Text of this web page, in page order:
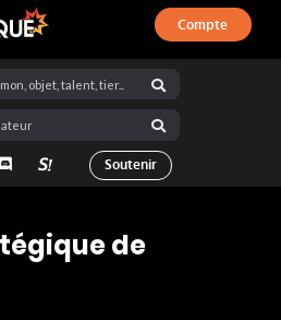
Compte
Discord La Salty Room sur Pokémon
Soutenir
de